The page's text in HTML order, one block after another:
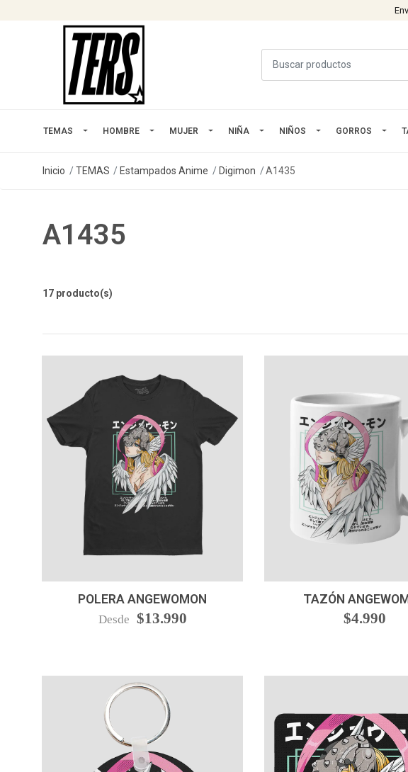
TEMAS HOMBRE MUJER NIÑA NIÑOS GORROS
Inicio TEMAS Estampados Anime Digimon A1435
A1435
17 producto(s)
POLERA ANGEWOMON
VER OPCIONES
Desde $13.990
TAZÓN
$4.990